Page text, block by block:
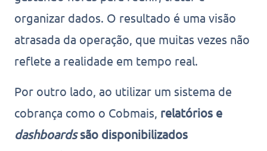
organizar dados. O resultado é uma visão
atrasada da operação, que muitas vezes não
reflete a realidade em tempo real.
Por outro lado, ao utilizar um sistema de
cobrança como o Cobmais, relatórios e
dashboardssão disponibilizados